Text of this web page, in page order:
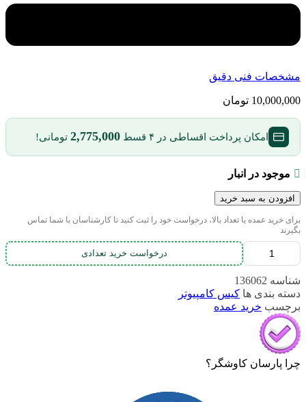
مشخصات فنی دقیق
10,000,000 تومان
امکان پرداخت اقساطی در ۴ قسط 2,775,000 تومانی!
موجود در انبار
افزودن به سبد خرید
برای خرید عمده یا تعداد بالا، درخواست خود را ثبت کنید تا کارشناسان با شما تماس
بگیرند
درخواست خرید تعدادی
شناسه 136062
دسته بندی ها کیس کامپیوتر
برچسب خرید عمده
چرا پارسان کاوشگر؟